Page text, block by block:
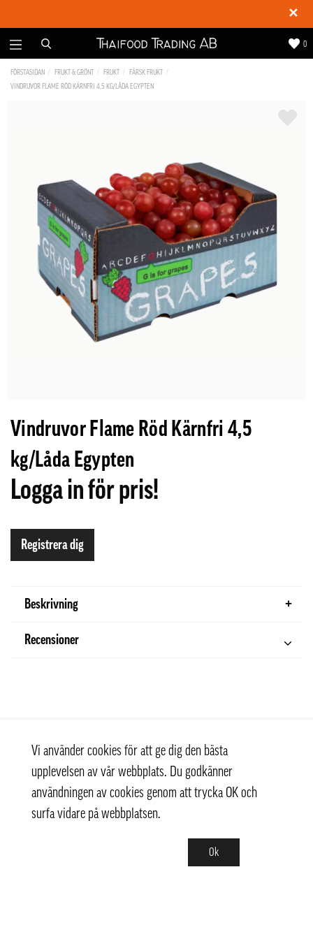
✕
0
FÖRSTASIDAN FRUKT & GRÖNT FRUKT
FÄRSK FRUKT
VINDRUVOR FLAME RÖD KÄRNFRI 4,5 KG/LÅDA EGYPTEN
Vindruvor Flame Röd Kärnfri 4,5
kg/Låda Egypten
Logga in för pris!
Registrera dig
Beskrivning
Recensioner
Vi använder cookies för att ge dig den bästa
upplevelsen av vår webbplats. Du godkänner
användningen av cookies genom att trycka OK och
surfa vidare på webbplatsen.
Ok